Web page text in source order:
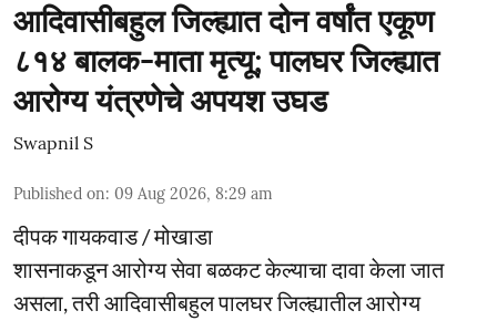
आदिवासीबहुल जिल्ह्यात दोन वर्षांत एकूण
८१४ बालक-माता मृत्यू; पालघर जिल्ह्यात
आरोग्य यंत्रणेचे अपयश उघड
Swapnil S
Published on: 09 Aug 2026, 8:29 am
दीपक गायकवाड / मोखाडा
शासनाकडून आरोग्य सेवा बळकट केल्याचा दावा केला जात
असला, तरी आदिवासीबहुल पालघर जिल्ह्यातील आरोग्य